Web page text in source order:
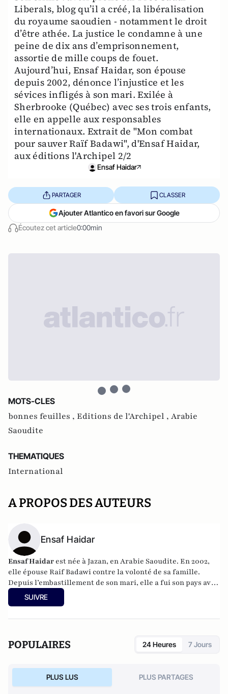
Liberals, blog qu’il a créé, la libéralisation
du royaume saoudien - notamment le droit
d’être athée. La justice le condamne à une
peine de dix ans d’emprisonnement,
assortie de mille coups de fouet.
Aujourd’hui, Ensaf Haidar, son épouse
depuis 2002, dénonce l’injustice et les
sévices infligés à son mari. Exilée à
Sherbrooke (Québec) avec ses trois enfants,
elle en appelle aux responsables
internationaux. Extrait de "Mon combat
pour sauver Raïf Badawi", d'Ensaf Haidar,
aux éditions l'Archipel 2/2
Ensaf Haidar
Écoutez cet article0:00min
PARTAGER CLASSER
Ajouter Atlantico en favori sur Google
MOTS-CLES
bonnes feuilles , Editions de l'Archipel , Arabie
Saoudite
THEMATIQUES
International
A PROPOS DES AUTEURS
Ensaf Haidar
Ensaf Haidar est née à Jazan, en Arabie Saoudite. En 2002,
elle épouse Raif Badawi contre la volonté de sa famille.
Depuis l’embastillement de son mari, elle a fui son pays avec
ses trois enfants pour s’installer à Sherbrooke, au Québec.
Depuis lors, soutenue par Amnesty International, elle se bat
SUIVRE
POPULAIRES 24 Heures 7 Jours
PLUS LUS PLUS PARTAGES